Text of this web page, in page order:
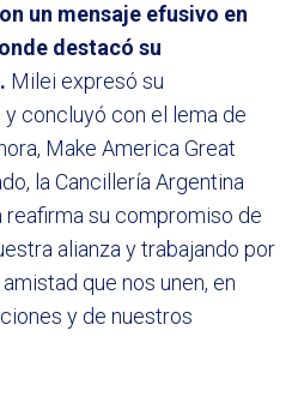
un mensaje efusivo en
destacó su
Milei expresó su
concluyó con el lema de
Make America Great
la Cancillería Argentina
reafirma su compromiso de
alianza y trabajando por
que nos unen, en
y de nuestros